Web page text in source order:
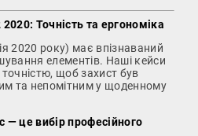
Точність та ергономіка
2020 року) має впізнаваний
елементів. Наші кейси
щоб захист був
та непомітним у щоденному
це вибір професійного